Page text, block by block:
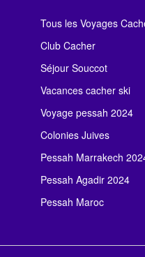
Tous les Voyages
Club Cacher
Séjour Souccot
Vacances cacher ski
Voyage pessah 2024
Colonies Juives
Pessah Marrakech
Pessah Agadir 2024
Pessah Maroc